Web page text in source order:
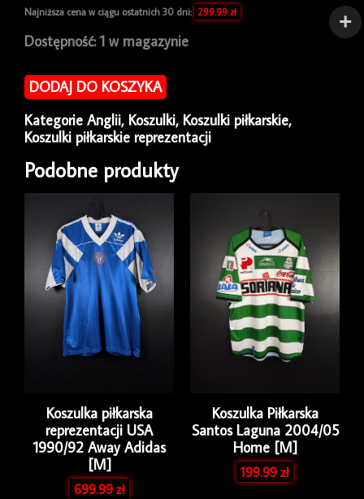
Najniższa cena w ciągu ostatnich 30 dni: 299.99 zł
Dostępność: 1 w magazynie
ilość
piłkarska
reprezentacji
2020/22
Home
Nike
Kieran
Trippier
DODAJ DO KOSZYKA
Kategorie Anglii, Koszulki, Koszulki piłkarskie,
Koszulki piłkarskie reprezentacji
Podobne produkty
Koszulka piłkarska
reprezentacji USA
1990/92 Away Adidas
[M]
699.99zł
Koszulka Piłkarska
Santos Laguna 2004/05
Home [M]
199.99zł